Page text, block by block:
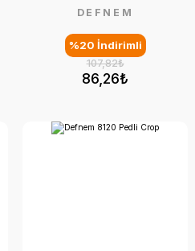
86,26₺
107,82₺
%20 İndirimli
DEFNEM